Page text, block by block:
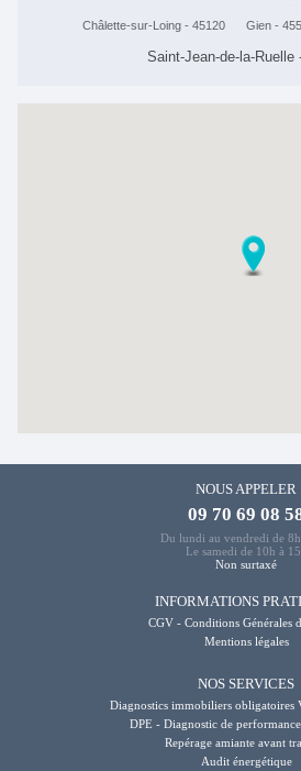
Châlette-sur-Loing - 45120 Gien -
Saint-Jean-de-la-Ruelle
NOUS APPELER
09 70 69 08
Du lundi au vendredi de
Le samedi de 10h à
Non surtaxé
INFORMATIONS
CGV - Conditions Générales
Mentions légales
NOS SERVICES
Diagnostics immobiliers obligatoires
DPE - Diagnostic de
Repérage amiante avant
Audit énergétique